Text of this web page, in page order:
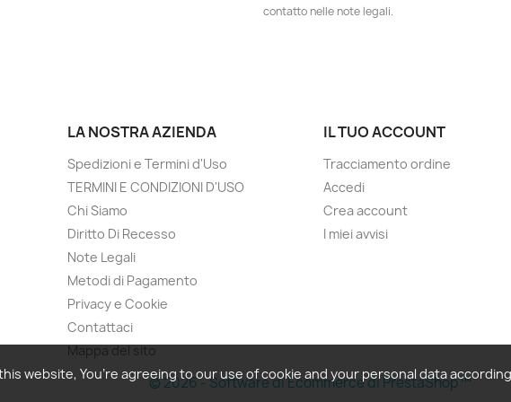
contatto nelle note legali.
LA NOSTRA AZIENDA
Spedizioni e Termini d'Uso
TERMINI E CONDIZIONI D'USO
Chi Siamo
Diritto Di Recesso
Note Legali
Metodi di Pagamento
Privacy e Cookie
Contattaci
Mappa del sito
IL TUO ACCOUNT
Tracciamento ordine
Accedi
Crea account
I miei avvisi
website, You’re agreeing to our use of cookie and your personal data according
© 2026 - Software di Ecommerce di PrestaShop™